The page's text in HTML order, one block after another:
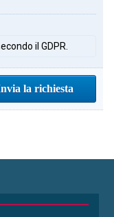
il GDPR.